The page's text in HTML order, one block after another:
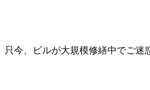
只今、ビルが大規模修繕中でご迷